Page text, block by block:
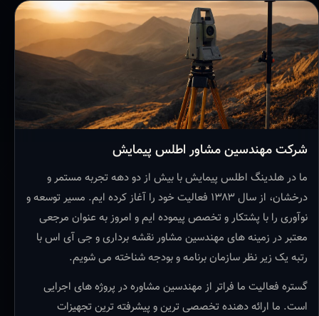
شرکت مهندسین مشاور اطلس پیمایش
ما در هلدینگ اطلس پیمایش با بیش از دو دهه تجربه مستمر و
درخشان، از سال ۱۳۸۳ فعالیت خود را آغاز کرده ایم. مسیر توسعه و
نوآوری را با پشتکار و تخصص پیموده ایم و امروز به عنوان مرجعی
معتبر در زمینه های مهندسین مشاور نقشه برداری و جی آی اس با
رتبه یک زیر نظر سازمان برنامه و بودجه شناخته می شویم.
گستره فعالیت ما فراتر از مهندسین مشاوره در پروژه های اجرایی
است. ما ارائه دهنده تخصصی ترین و پیشرفته ترین تجهیزات